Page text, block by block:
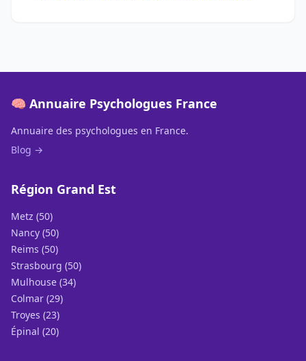
🧠 Annuaire Psychologues France
Annuaire des psychologues en France.
Blog →
Région Grand Est
Metz (50)
Nancy (50)
Reims (50)
Strasbourg (50)
Mulhouse (34)
Colmar (29)
Troyes (23)
Épinal (20)